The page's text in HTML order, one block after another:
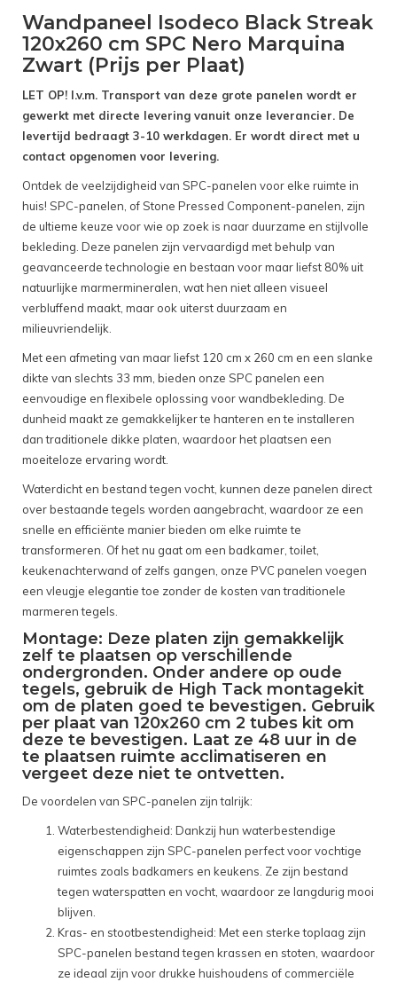
Wandpaneel Isodeco Black Streak
120x260 cm SPC Nero Marquina
Zwart (Prijs per Plaat)
LET OP! I.v.m. Transport van deze grote panelen wordt er
gewerkt met directe levering vanuit onze leverancier. De
levertijd bedraagt 3-10 werkdagen. Er wordt direct met u
contact opgenomen voor levering.
Ontdek de veelzijdigheid van SPC-panelen voor elke ruimte in
huis! SPC-panelen, of Stone Pressed Component-panelen, zijn
de ultieme keuze voor wie op zoek is naar duurzame en stijlvolle
bekleding. Deze panelen zijn vervaardigd met behulp van
geavanceerde technologie en bestaan voor maar liefst 80% uit
natuurlijke marmermineralen, wat hen niet alleen visueel
verbluffend maakt, maar ook uiterst duurzaam en
milieuvriendelijk.
Met een afmeting van maar liefst 120 cm x 260 cm en een slanke
dikte van slechts 33 mm, bieden onze SPC panelen een
eenvoudige en flexibele oplossing voor wandbekleding. De
dunheid maakt ze gemakkelijker te hanteren en te installeren
dan traditionele dikke platen, waardoor het plaatsen een
moeiteloze ervaring wordt.
Waterdicht en bestand tegen vocht, kunnen deze panelen direct
over bestaande tegels worden aangebracht, waardoor ze een
snelle en efficiënte manier bieden om elke ruimte te
transformeren. Of het nu gaat om een badkamer, toilet,
keukenachterwand of zelfs gangen, onze PVC panelen voegen
een vleugje elegantie toe zonder de kosten van traditionele
marmeren tegels.
Montage: Deze platen zijn gemakkelijk
zelf te plaatsen op verschillende
ondergronden. Onder andere op oude
tegels, gebruik de High Tack montagekit
om de platen goed te bevestigen. Gebruik
per plaat van 120x260 cm 2 tubes kit om
deze te bevestigen. Laat ze 48 uur in de
te plaatsen ruimte acclimatiseren en
vergeet deze niet te ontvetten.
De voordelen van SPC-panelen zijn talrijk:
Waterbestendigheid: Dankzij hun waterbestendige
eigenschappen zijn SPC-panelen perfect voor vochtige
ruimtes zoals badkamers en keukens. Ze zijn bestand
tegen waterspatten en vocht, waardoor ze langdurig mooi
blijven.
Kras- en stootbestendigheid: Met een sterke toplaag zijn
SPC-panelen bestand tegen krassen en stoten, waardoor
ze ideaal zijn voor drukke huishoudens of commerciële